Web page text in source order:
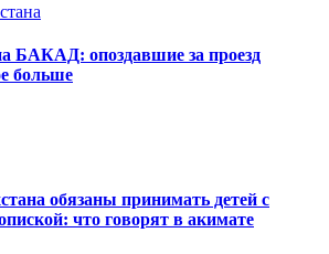
БАКАД: опоздавшие за проезд
больше
обязаны принимать детей с
что говорят в акимате